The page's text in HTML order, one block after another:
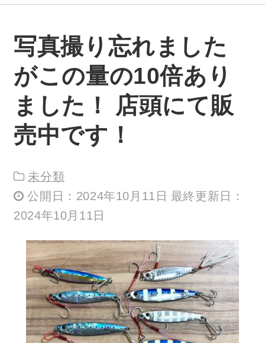
写真撮り忘れました
がこの量の10倍あり
ました！ 店頭にて販
売中です！
未分類
公開日：2024年10月11日 最終更新日：
2024年10月11日